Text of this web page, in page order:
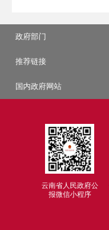
政府部门
推荐链接
国内政府网站
云南省人民政府公
报微信小程序